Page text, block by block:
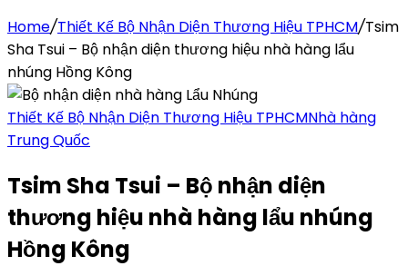
Home/Thiết Kế Bộ Nhận Diện Thương Hiệu TPHCM/Tsim
Sha Tsui – Bộ nhận diện thương hiệu nhà hàng lẩu
nhúng Hồng Kông
Thiết Kế Bộ Nhận Diện Thương Hiệu TPHCMNhà hàng
Trung Quốc
Tsim Sha Tsui – Bộ nhận diện
thương hiệu nhà hàng lẩu nhúng
Hồng Kông